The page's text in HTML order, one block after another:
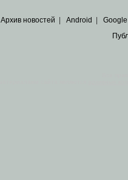
Архив новостей | Android | Google